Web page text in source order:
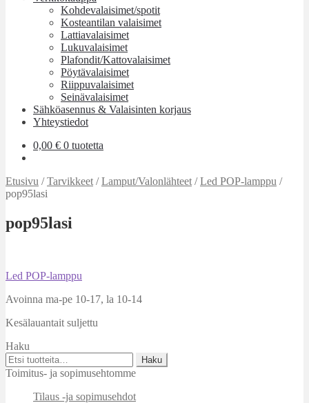
Kohdevalaisimet/spotit
Kosteantilan valaisimet
Lattiavalaisimet
Lukuvalaisimet
Plafondit/Kattovalaisimet
Pöytävalaisimet
Riippuvalaisimet
Seinävalaisimet
Sähköasennus & Valaisinten korjaus
Yhteystiedot
0,00 € 0 tuotetta
Etusivu /Tarvikkeet /Lamput/Valonlähteet /Led POP-lamppu /
pop95lasi
pop95lasi
Artikkelien
selaus
Edellinen
Led POP-lamppu
Avoinna ma-pe 10-17, la 10-14
Kesälauantait suljettu
Haku
Etsi:
Haku
Toimitus- ja sopimusehtomme
Tilaus -ja sopimusehdot